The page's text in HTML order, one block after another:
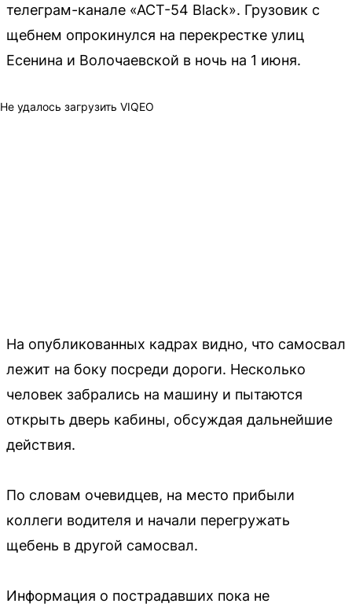
телеграм-канале «АСТ-54 Black». Грузовик с
щебнем опрокинулся на перекрестке улиц
Есенина и Волочаевской в ночь на 1 июня.
Не удалось загрузить VIQEO
На опубликованных кадрах видно, что самосвал
лежит на боку посреди дороги. Несколько
человек забрались на машину и пытаются
открыть дверь кабины, обсуждая дальнейшие
действия.
По словам очевидцев, на место прибыли
коллеги водителя и начали перегружать
щебень в другой самосвал.
Информация о пострадавших пока не